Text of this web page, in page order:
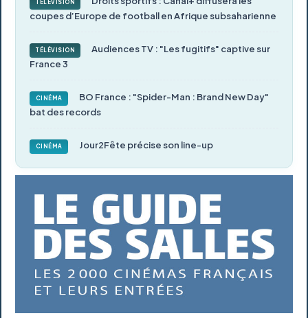
TÉLÉVISION
coupes d’Europe de football en Afrique subsaharienne
TÉLÉVISION
Audiences TV : "Les fugitifs" captive sur
France 3
CINÉMA
BO France : "Spider-Man : Brand New Day"
bat des records
CINÉMA Jour2Fête précise son line-up